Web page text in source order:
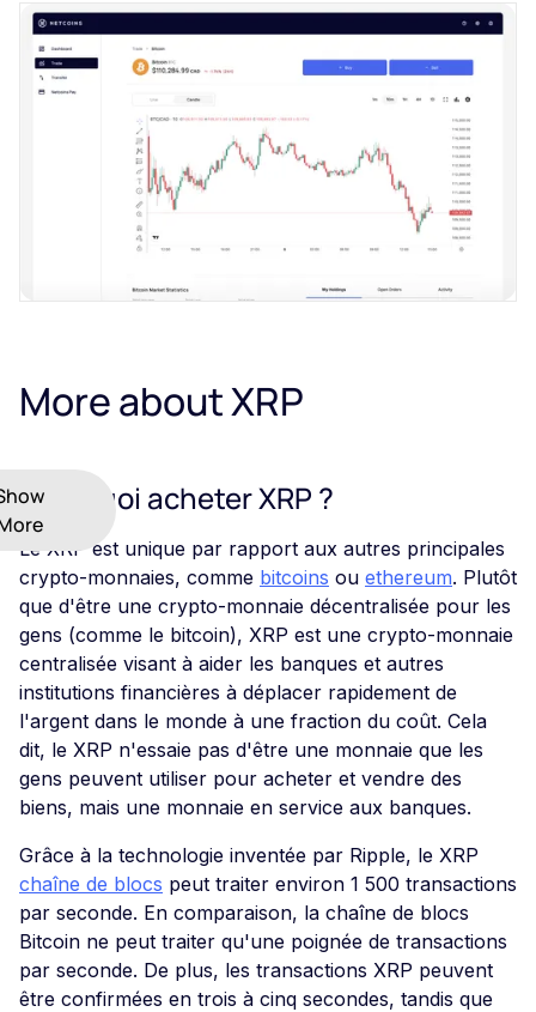
More about XRP
Pourquoi acheter XRP ?
Le XRP est unique par rapport aux autres principales
crypto-monnaies, comme bitcoins ou ethereum. Plutôt
que d'être une crypto-monnaie décentralisée pour les
gens (comme le bitcoin), XRP est une crypto-monnaie
centralisée visant à aider les banques et autres
institutions financières à déplacer rapidement de
l'argent dans le monde à une fraction du coût. Cela
dit, le XRP n'essaie pas d'être une monnaie que les
gens peuvent utiliser pour acheter et vendre des
biens, mais une monnaie en service aux banques.
Grâce à la technologie inventée par Ripple, le XRP
chaîne de blocs peut traiter environ 1 500 transactions
par seconde. En comparaison, la chaîne de blocs
Bitcoin ne peut traiter qu'une poignée de transactions
par seconde. De plus, les transactions XRP peuvent
être confirmées en trois à cinq secondes, tandis que